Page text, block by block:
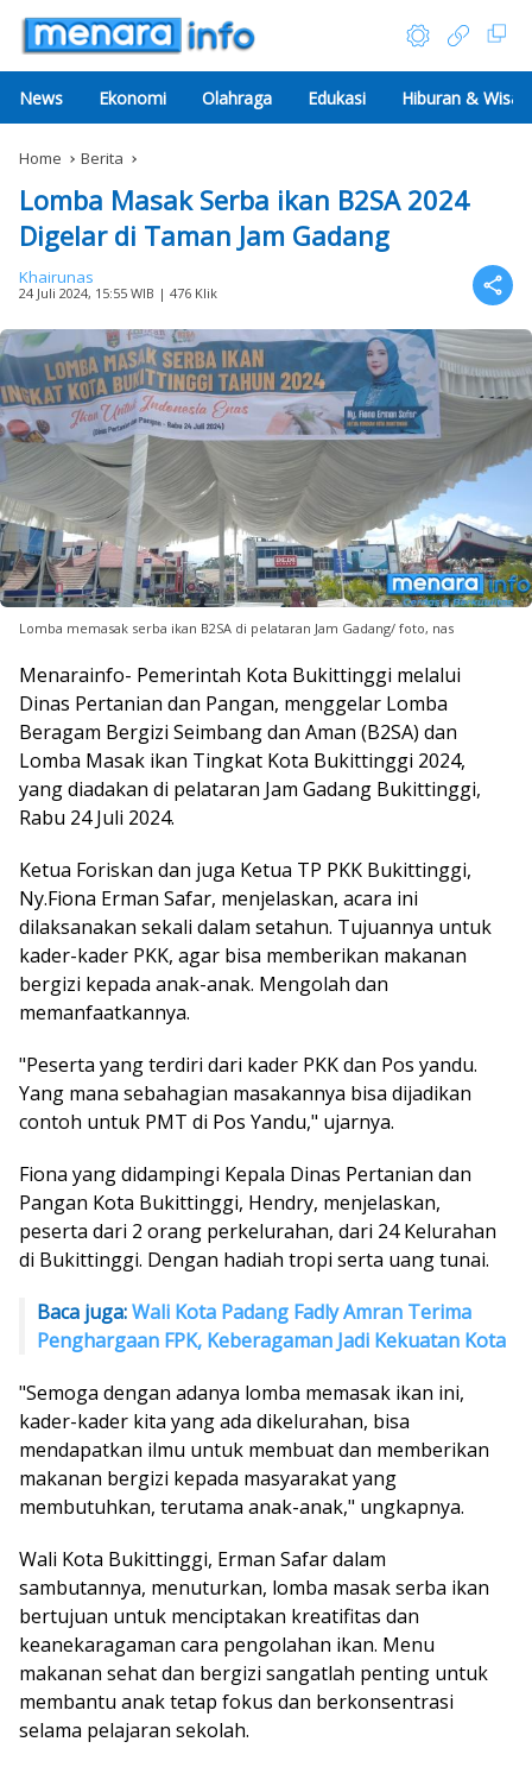
News Ekonomi Olahraga Edukasi Hiburan &
Home Berita
Lomba Masak Serba ikan B2SA 2024
Digelar di Taman Jam Gadang
Khairunas
24 Juli 2024, 15:55 WIB | 476 Klik
Lomba memasak serba ikan B2SA di pelataran Jam Gadang/ foto, nas
Menarainfo- Pemerintah Kota Bukittinggi melalui
Dinas Pertanian dan Pangan, menggelar Lomba
Beragam Bergizi Seimbang dan Aman (B2SA) dan
Lomba Masak ikan Tingkat Kota Bukittinggi 2024,
yang diadakan di pelataran Jam Gadang Bukittinggi,
Rabu 24 Juli 2024.
Ketua Foriskan dan juga Ketua TP PKK Bukittinggi,
Ny.Fiona Erman Safar, menjelaskan, acara ini
dilaksanakan sekali dalam setahun. Tujuannya untuk
kader-kader PKK, agar bisa memberikan makanan
bergizi kepada anak-anak. Mengolah dan
memanfaatkannya.
"Peserta yang terdiri dari kader PKK dan Pos yandu.
Yang mana sebahagian masakannya bisa dijadikan
contoh untuk PMT di Pos Yandu," ujarnya.
Fiona yang didampingi Kepala Dinas Pertanian dan
Pangan Kota Bukittinggi, Hendry, menjelaskan,
peserta dari 2 orang perkelurahan, dari 24 Kelurahan
di Bukittinggi. Dengan hadiah tropi serta uang tunai.
Baca juga:Wali Kota Padang Fadly Amran Terima
Penghargaan FPK, Keberagaman Jadi Kekuatan Kota
"Semoga dengan adanya lomba memasak ikan ini,
kader-kader kita yang ada dikelurahan, bisa
mendapatkan ilmu untuk membuat dan memberikan
makanan bergizi kepada masyarakat yang
membutuhkan, terutama anak-anak," ungkapnya.
Wali Kota Bukittinggi, Erman Safar dalam
sambutannya, menuturkan, lomba masak serba ikan
bertujuan untuk menciptakan kreatifitas dan
keanekaragaman cara pengolahan ikan. Menu
makanan sehat dan bergizi sangatlah penting untuk
membantu anak tetap fokus dan berkonsentrasi
selama pelajaran sekolah.